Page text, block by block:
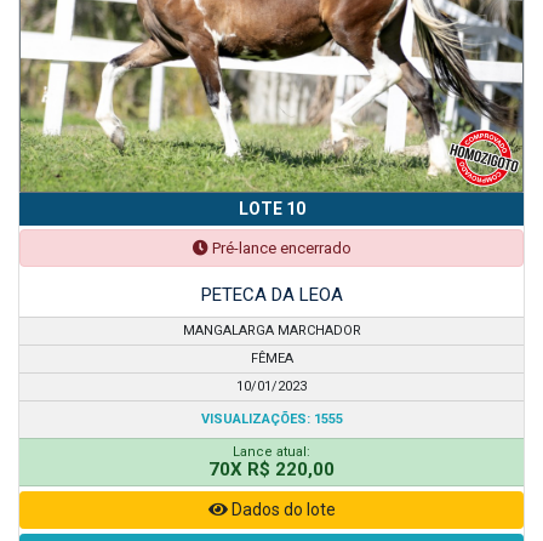
LOTE 10
Pré-lance encerrado
PETECA DA LEOA
MANGALARGA MARCHADOR
FÊMEA
10/01/2023
VISUALIZAÇÕES: 1555
Lance atual:
70X R$ 220,00
Dados do lote